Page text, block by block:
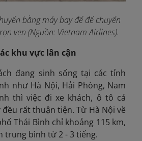
bằng máy bay để để chuyến
vẹn (Nguồn: Vietnam Airlines).
khu vực lân cận
đang sinh sống tại các tỉnh
như Hà Nội, Hải Phòng, Nam
thì việc đi xe khách, ô tô cá
rất thuận tiện. Từ Hà Nội về
Thái Bình chỉ khoảng 115 km,
trung bình từ 2 - 3 tiếng.